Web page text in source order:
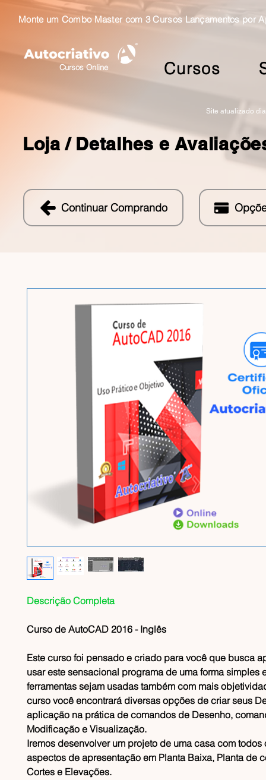
Monte um Combo Master com 3 Cursos Lançamentos por
Descrição Completa
Curso de AutoCAD 2016 - Inglês
Este curso foi pensado e criado para você que busca
usar este sensacional programa de uma forma simples
ferramentas sejam usadas também com mais
curso você encontrará diversas opções de criar seus
aplicação na prática de comandos de Desenho,
Modificação e Visualização.
Iremos desenvolver um projeto de uma casa com todos
aspectos de apresentação em Planta Baixa, Planta de
Cortes e Elevações.
Continuar Comprando
Cursos Online Cursos
Loja / Detalhes e
Site atualizado